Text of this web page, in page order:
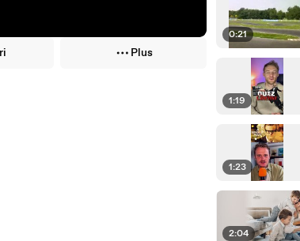
Plus
0:21
1:19
1:23
2:04